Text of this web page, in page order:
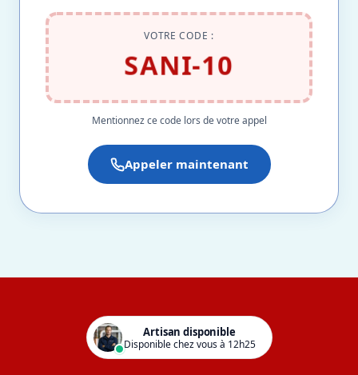
VOTRE CODE :
SANI-10
Mentionnez ce code lors de votre appel
Appeler maintenant
Artisan disponible
Disponible chez vous à 12h25